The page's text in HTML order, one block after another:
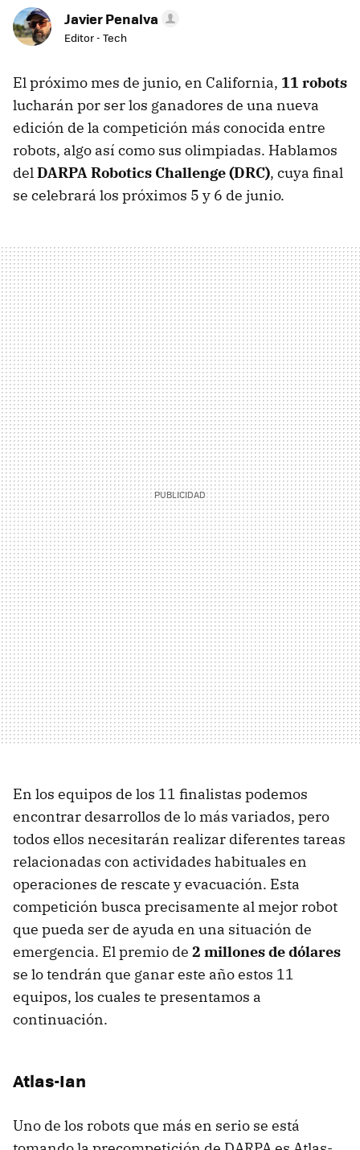
Javier Penalva
Editor - Tech
El próximo mes de junio, en California, 11 robots
lucharán por ser los ganadores de una nueva
edición de la competición más conocida entre
robots, algo así como sus olimpiadas. Hablamos
delDARPA Robotics Challenge (DRC), cuya final
se celebrará los próximos 5 y 6 de junio.
En los equipos de los 11 finalistas podemos
encontrar desarrollos de lo más variados, pero
todos ellos necesitarán realizar diferentes tareas
relacionadas con actividades habituales en
operaciones de rescate y evacuación. Esta
competición busca precisamente al mejor robot
que pueda ser de ayuda en una situación de
emergencia. El premio de 2 millones de dólares
se lo tendrán que ganar este año estos 11
equipos, los cuales te presentamos a
continuación.
Atlas-Ian
Uno de los robots que más en serio se está